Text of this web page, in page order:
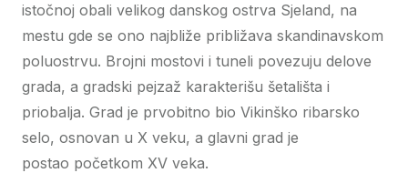
istočnoj obali velikog danskog ostrva Sjeland, na
mestu gde se ono najbliže približava skandinavskom
poluostrvu. Brojni mostovi i tuneli povezuju delove
grada, a gradski pejzaž karakterišu šetališta i
priobalja. Grad je prvobitno bio Vikinško ribarsko
selo, osnovan u X veku, a glavni grad je
postao početkom XV veka.